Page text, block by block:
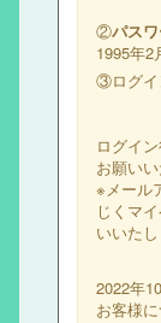
②パス
1995年
③ログイ
ログイ
お願いい
※メール
じくマ
いいたし
2022年
お客様に